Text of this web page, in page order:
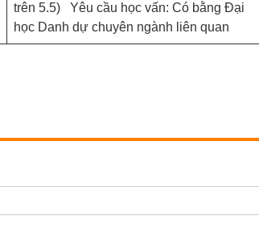
trên 5.5) Yêu cầu học vấn: Có bằng Đại
học Danh dự chuyên ngành liên quan